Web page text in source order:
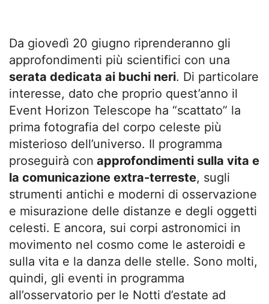
Da giovedì 20 giugno riprenderanno gli
approfondimenti più scientifici con una
serata dedicata ai buchi neri. Di particolare
interesse, dato che proprio quest’anno il
Event Horizon Telescope ha “scattato” la
prima fotografia del corpo celeste più
misterioso dell’universo. Il programma
proseguirà con approfondimenti sulla vita e
la comunicazione extra-terreste, sugli
strumenti antichi e moderni di osservazione
e misurazione delle distanze e degli oggetti
celesti. E ancora, sui corpi astronomici in
movimento nel cosmo come le asteroidi e
sulla vita e la danza delle stelle. Sono molti,
quindi, gli eventi in programma
all’osservatorio per le Notti d’estate ad